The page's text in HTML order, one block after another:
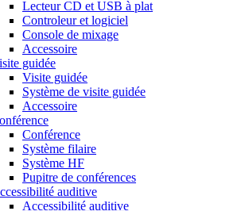
Lecteur CD et USB à plat
Controleur et logiciel
Console de mixage
Accessoire
guidée
Visite guidée
Système de visite guidée
Accessoire
Conférence
Système filaire
Système HF
Pupitre de conférences
auditive
Accessibilité auditive